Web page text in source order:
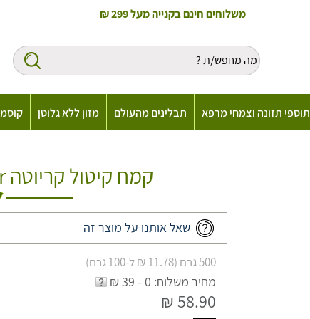
משלוחים חינם בקנייה מעל 299 ₪
תוספי תזונה וצמחי מרפא תבלינים מהעולם מזון ללא גלוטן
קמח קיטול קריוטה Sobako Kithul Flour
שאל אותנו על מוצר זה
500 גרם (11.78 ₪ ל-100 גרם)
מחיר משלוח: 0 - 39 ₪
58.90 ₪